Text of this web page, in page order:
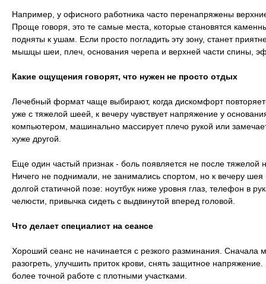
Например, у офисного работника часто перенапряжены
Проще говоря, это те самые места, которые становятся
подняты к ушам. Если просто погладить эту зону, станет
мышцы шеи, плеч, основания черепа и верхней части спины,
Какие ощущения говорят, что нужен не просто отдых
Лечебный формат чаще выбирают, когда дискомфорт
уже с тяжелой шеей, к вечеру чувствует напряжение у
компьютером, машинально массирует плечо рукой или
хуже другой.
Еще один частый признак - боль появляется не после тяжелой
Ничего не поднимали, не занимались спортом, но к вечеру шея
долгой статичной позе: ноутбук ниже уровня глаз, телефон в
челюсти, привычка сидеть с выдвинутой вперед головой.
Что делает специалист на сеансе
Хороший сеанс не начинается с резкого разминания. Сначала
разогреть, улучшить приток крови, снять защитное
более точной работе с плотными участками.